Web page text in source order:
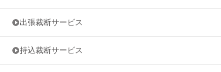
• 出張裁断サービス
• 持込裁断サービス